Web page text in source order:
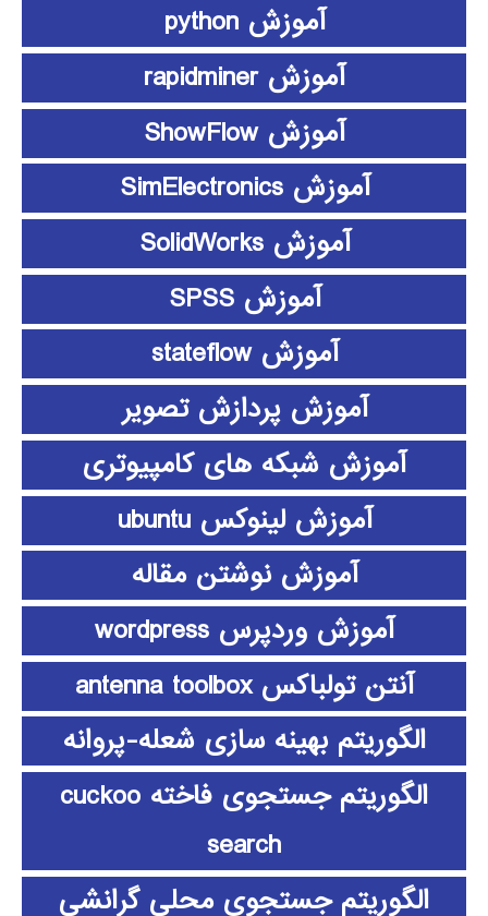
آموزش python
آموزش rapidminer
آموزش ShowFlow
آموزش SimElectronics
آموزش SolidWorks
آموزش SPSS
آموزش stateflow
آموزش پردازش تصویر
آموزش شبکه های کامپیوتری
آموزش لینوکس ubuntu
آموزش نوشتن مقاله
آموزش وردپرس wordpress
آنتن تولباکس antenna toolbox
الگوریتم بهینه سازی شعله-پروانه
الگوریتم جستجوی فاخته cuckoo
search
الگوریتم جستجوی محلی گرانشی